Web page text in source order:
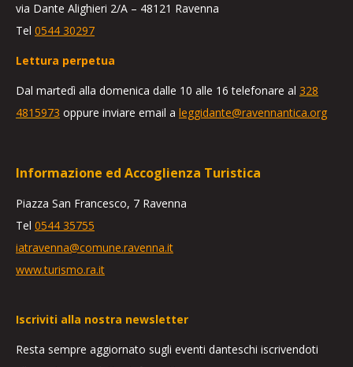
via Dante Alighieri 2/A – 48121 Ravenna
Tel 0544 30297
Lettura perpetua
Dal martedì alla domenica dalle 10 alle 16 telefonare al 328
4815973 oppure inviare email a leggidante@ravennantica.org
Informazione ed Accoglienza Turistica
Piazza San Francesco, 7 Ravenna
Tel 0544 35755
iatravenna@comune.ravenna.it
www.turismo.ra.it
Iscriviti alla nostra newsletter
Resta sempre aggiornato sugli eventi danteschi iscrivendoti